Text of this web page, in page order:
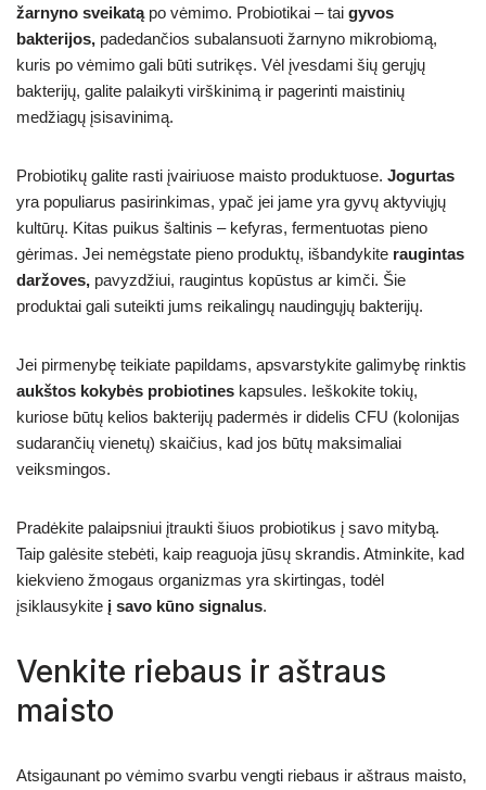
žarnyno sveikatąpo vėmimo. Probiotikai – tai gyvos
bakterijos, padedančios subalansuoti žarnyno mikrobiomą,
kuris po vėmimo gali būti sutrikęs. Vėl įvesdami šių gerųjų
bakterijų, galite palaikyti virškinimą ir pagerinti maistinių
medžiagų įsisavinimą.
Probiotikų galite rasti įvairiuose maisto produktuose. Jogurtas
yra populiarus pasirinkimas, ypač jei jame yra gyvų aktyviųjų
kultūrų. Kitas puikus šaltinis – kefyras, fermentuotas pieno
gėrimas. Jei nemėgstate pieno produktų, išbandykite raugintas
daržoves, pavyzdžiui, raugintus kopūstus ar kimči. Šie
produktai gali suteikti jums reikalingų naudingųjų bakterijų.
Jei pirmenybę teikiate papildams, apsvarstykite galimybę rinktis
aukštos kokybės probiotines kapsules. Ieškokite tokių,
kuriose būtų kelios bakterijų padermės ir didelis CFU (kolonijas
sudarančių vienetų) skaičius, kad jos būtų maksimaliai
veiksmingos.
Pradėkite palaipsniui įtraukti šiuos probiotikus į savo mitybą.
Taip galėsite stebėti, kaip reaguoja jūsų skrandis. Atminkite, kad
kiekvieno žmogaus organizmas yra skirtingas, todėl
įsiklausykite į savo kūno signalus.
Venkite riebaus ir aštraus
maisto
Atsigaunant po vėmimo svarbu vengti riebaus ir aštraus maisto,